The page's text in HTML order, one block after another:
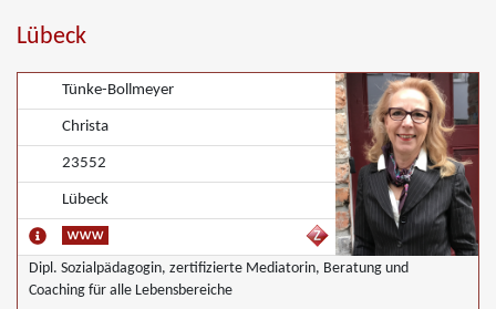
Lübeck
Tünke-Bollmeyer
Christa
23552
Lübeck
Dipl. Sozialpädagogin, zertifizierte Mediatorin, Beratung und
Coaching für alle Lebensbereiche